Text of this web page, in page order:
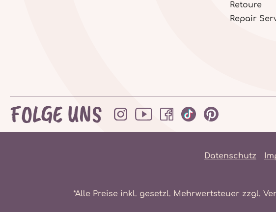
Retoure
Repair
FOLGE UNS
Datenschutz
*Alle Preise inkl. gesetzl. Mehrwertsteuer zzgl.